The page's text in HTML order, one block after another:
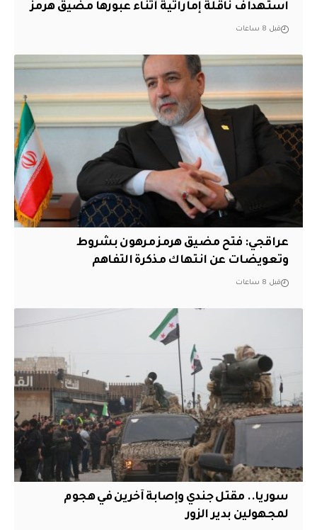
استهداف ناقلة إماراتية أثناء عبورها مضيق هرمز
قبل 8 ساعات
عراقجي: فتح مضيق هرمز مرهون بشروط
وتعويضات عن انتهاك مذكرة التفاهم
قبل 8 ساعات
سوريا.. مقتل جندي وإصابة آخرين في هجوم
لمجهولين بدير الزور